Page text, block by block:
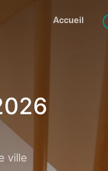
Accueil
ville